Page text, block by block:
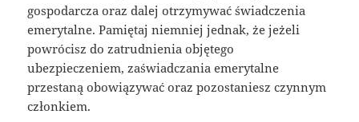
gospodarcza oraz dalej otrzymywać świadczenia
emerytalne. Pamiętaj niemniej jednak, że jeżeli
powrócisz do zatrudnienia objętego
ubezpieczeniem, zaświadczania emerytalne
przestaną obowiązywać oraz pozostaniesz czynnym
członkiem.